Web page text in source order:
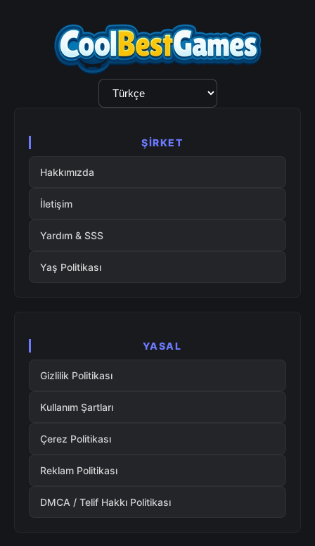
Dil
Seçimi
ŞIRKET
Hakkımızda
İletişim
Yardım & SSS
Yaş Politikası
YASAL
Gizlilik Politikası
Kullanım Şartları
Çerez Politikası
Reklam Politikası
DMCA / Telif Hakkı Politikası